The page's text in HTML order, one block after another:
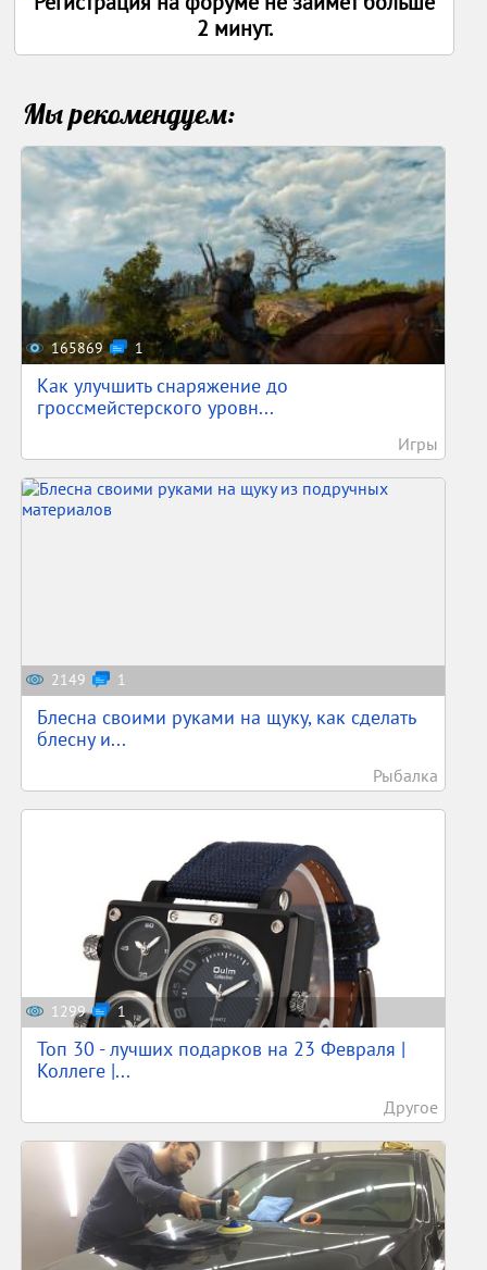
2 минут.
Мы рекомендуем:
165869 1
Как улучшить снаряжение до
гроссмейстерского уровн...
Игры
2149 1
Блесна своими руками на щуку, как сделать
блесну и...
Рыбалка
1299 1
Топ 30 - лучших подарков на 23 Февраля |
Коллеге |...
Другое